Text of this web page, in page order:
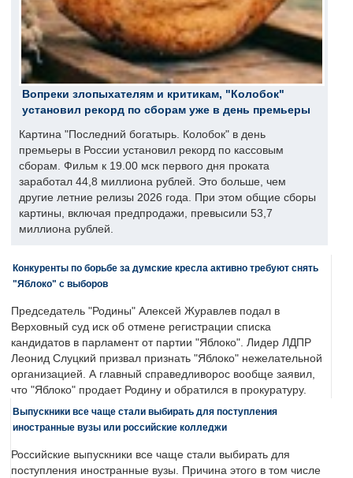
Вопреки злопыхателям и критикам, "Колобок"
установил рекорд по сборам уже в день премьеры
Картина "Последний богатырь. Колобок" в день
премьеры в России установил рекорд по кассовым
сборам. Фильм к 19.00 мск первого дня проката
заработал 44,8 миллиона рублей. Это больше, чем
другие летние релизы 2026 года. При этом общие сборы
картины, включая предпродажи, превысили 53,7
миллиона рублей.
Конкуренты по борьбе за думские кресла активно требуют снять
"Яблоко" с выборов
Председатель "Родины" Алексей Журавлев подал в
Верховный суд иск об отмене регистрации списка
кандидатов в парламент от партии "Яблоко". Лидер ЛДПР
Леонид Слуцкий призвал признать "Яблоко" нежелательной
организацией. А главный справедливорос вообще заявил,
что "Яблоко" продает Родину и обратился в прокуратуру.
Выпускники все чаще стали выбирать для поступления
иностранные вузы или российские колледжи
Российские выпускники все чаще стали выбирать для
поступления иностранные вузы. Причина этого в том числе